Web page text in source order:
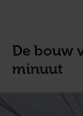
De bouw
minuut